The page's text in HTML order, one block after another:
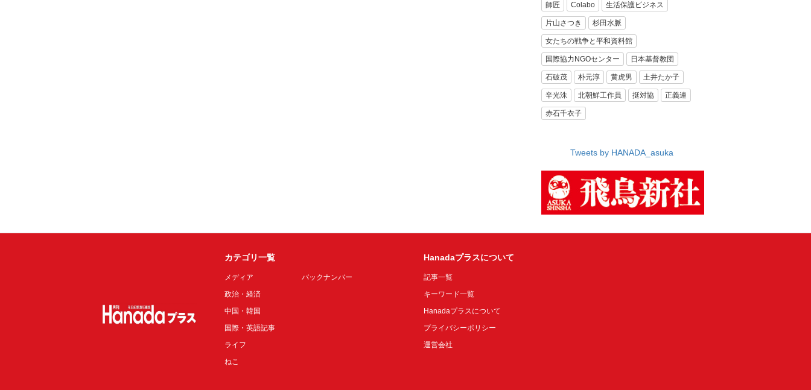
師匠 Colabo 生活保護ビジネス
片山さつき 杉田水脈
女たちの戦争と平和資料館
国際協力NGOセンター 日本基督教団
石破茂 朴元淳 黄虎男 土井たか子
辛光洙 北朝鮮工作員 挺対協 正義連
赤石千衣子
Tweets by HANADA_asuka
カテゴリ一覧
メディア
政治・経済
中国・韓国
国際・英語記事
ライフ
ねこ
バックナンバー
Hanadaプラスについて
記事一覧
キーワード一覧
Hanadaプラスについて
プライバシーポリシー
運営会社